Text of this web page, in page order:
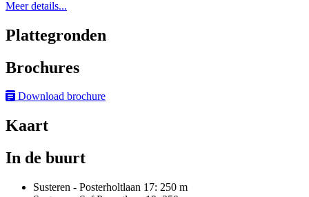
Meer details...
Plattegronden
Brochures
Download brochure
Kaart
In de buurt
Susteren - Posterholtlaan 17: 250 m